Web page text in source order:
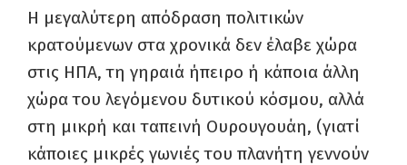
Η μεγαλύτερη απόδραση πολιτικών
κρατούμενων στα χρονικά δεν έλαβε χώρα
στις ΗΠΑ, τη γηραιά ήπειρο ή κάποια άλλη
χώρα του λεγόμενου δυτικού κόσμου, αλλά
στη μικρή και ταπεινή Ουρουγουάη, (γιατί
κάποιες μικρές γωνιές του πλανήτη γεννούν